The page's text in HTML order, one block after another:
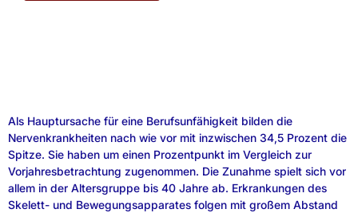
Als Hauptursache für eine Berufsunfähigkeit bilden die
Nervenkrankheiten nach wie vor mit inzwischen 34,5 Prozent die
Spitze. Sie haben um einen Prozentpunkt im Vergleich zur
Vorjahresbetrachtung zugenommen. Die Zunahme spielt sich vor
allem in der Altersgruppe bis 40 Jahre ab. Erkrankungen des
Skelett- und Bewegungsapparates folgen mit großem Abstand